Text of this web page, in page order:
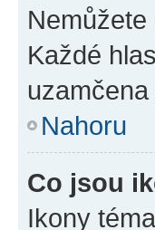
Každé
Nahoru
Co jsou
Ikony